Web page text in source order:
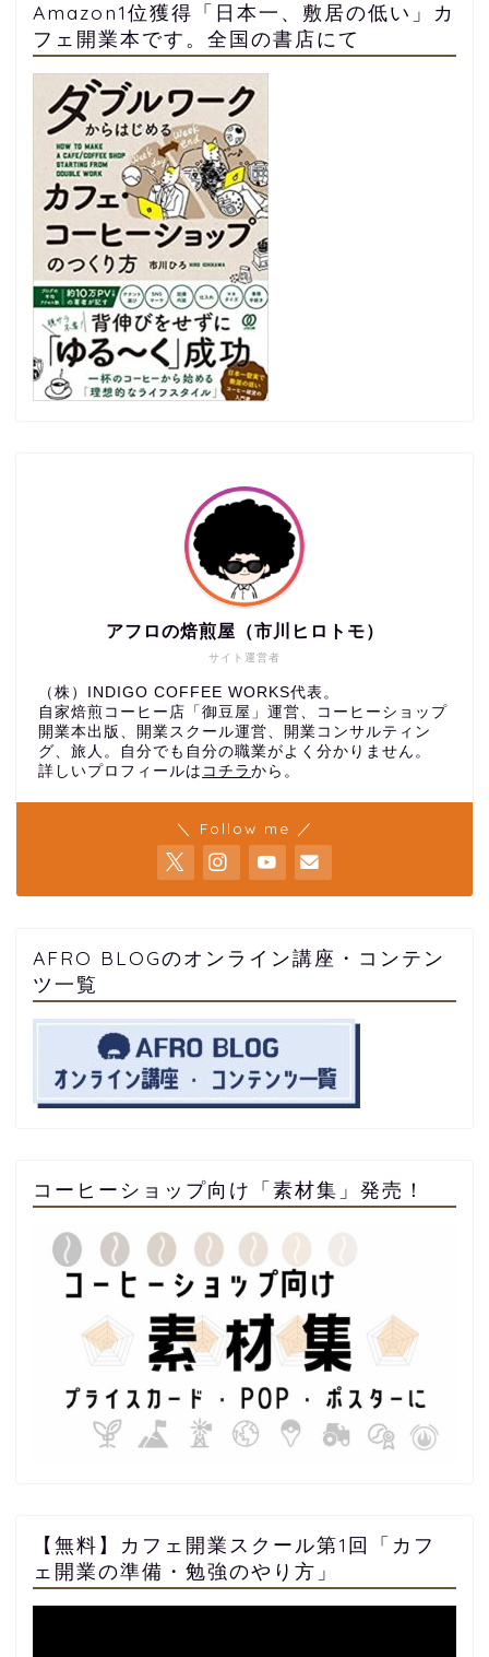
Amazon1位獲得「日本一、敷居の低い」カ
フェ開業本です。全国の書店にて
サイト運営者
アフロの焙煎屋（市川ヒロトモ）
（株）INDIGO COFFEE WORKS代表。
自家焙煎コーヒー店「御豆屋」運営、コーヒーショップ
開業本出版、開業スクール運営、開業コンサルティン
グ、旅人。自分でも自分の職業がよく分かりません。
詳しいプロフィールは コチラ から。
＼ Follow me ／
AFRO BLOGのオンライン講座・コンテン
ツ一覧
コーヒーショップ向け「素材集」発売！
【無料】カフェ開業スクール第1回「カフ
ェ開業の準備・勉強のやり方」